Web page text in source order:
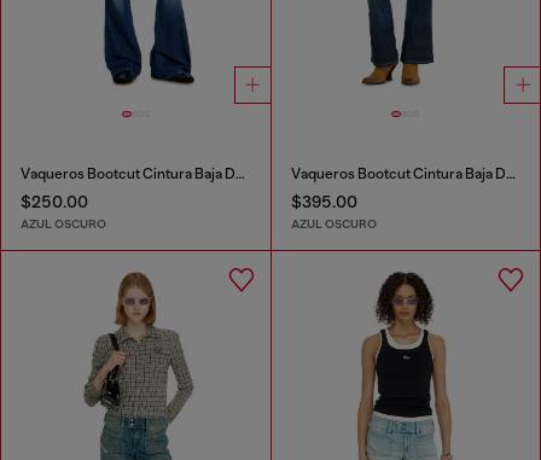
Vaqueros Bootcut Cintura Baja D-Hush
$250.00
AZUL OSCURO
Vaqueros Bootcut Cintura Baja D-Hush
$395.00
AZUL OSCURO